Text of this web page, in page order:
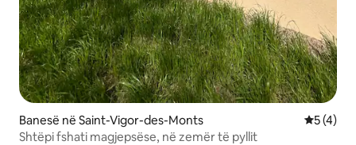
Banesë në Saint-Vigor-des-Monts
5 (4)
Shtëpi fshati magjepsëse, në zemër të pyllit